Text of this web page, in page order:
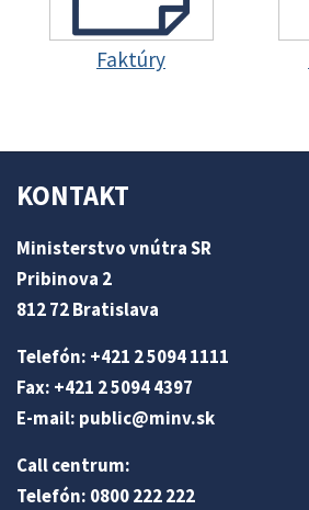
Faktúry
KONTAKT
Ministerstvo vnútra SR
Pribinova 2
812 72 Bratislava
Telefón: +421 2 5094 1111
Fax: +421 2 5094 4397
E-mail: public@minv.sk
Call centrum:
Telefón: 0800 222 222